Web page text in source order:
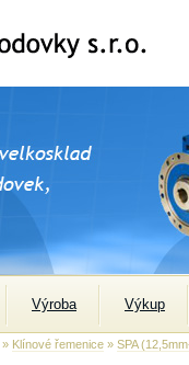
Výroba Výkup
» Klínové řemenice » SPA